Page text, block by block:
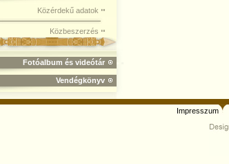
Közérdekű adatok
Közbeszerzés
Fotóalbum és videótár
Vendégkönyv
Impresszum